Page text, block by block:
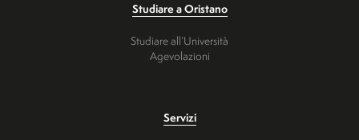
Studiare a Oristano
Studiare all’Università
Agevolazioni
Servizi